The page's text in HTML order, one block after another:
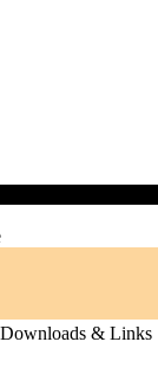
& Links